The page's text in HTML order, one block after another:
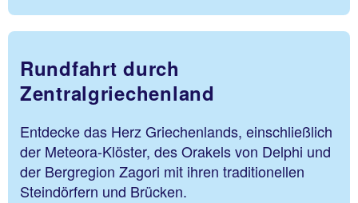
Rundfahrt durch
Zentralgriechenland
Entdecke das Herz Griechenlands, einschließlich
der Meteora-Klöster, des Orakels von Delphi und
der Bergregion Zagori mit ihren traditionellen
Steindörfern und Brücken.